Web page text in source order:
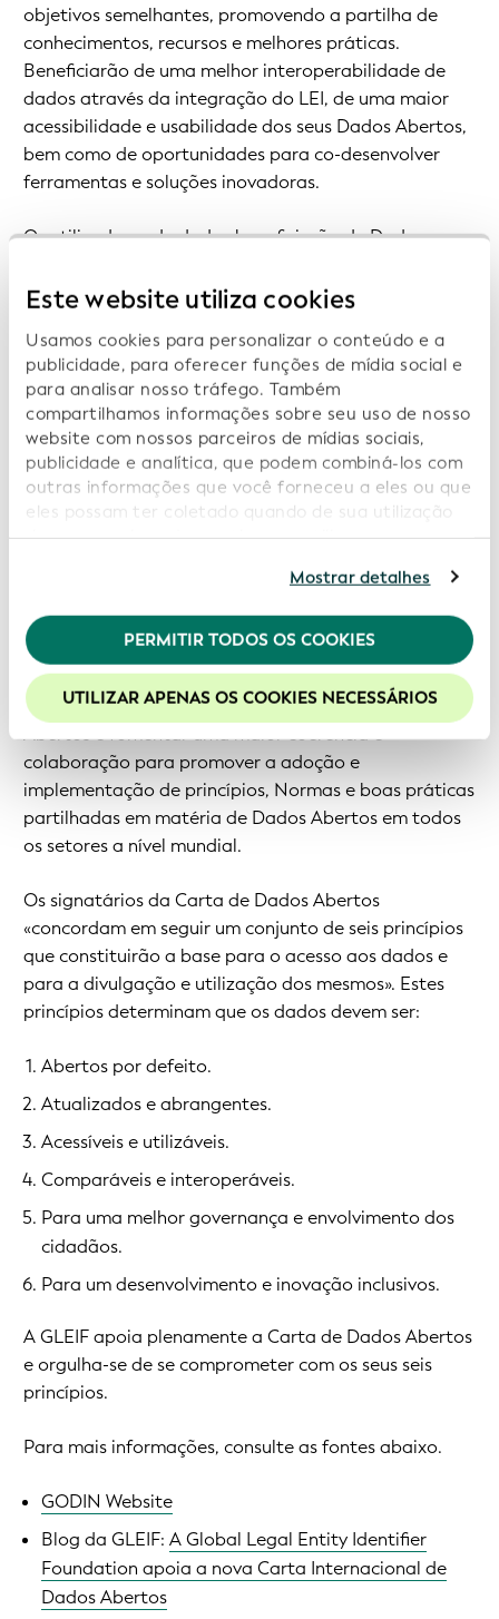
Este website utiliza cookies
Usamos cookies para personalizar o conteúdo e a
publicidade, para oferecer funções de mídia social e
para analisar nosso tráfego. Também
compartilhamos informações sobre seu uso de nosso
website com nossos parceiros de mídias sociais,
publicidade e analítica, que podem combiná-los com
outras informações que você forneceu a eles ou que
eles possam ter coletado quando de sua utilização
de seus serviços. Ao continuar a utilizar nosso
cookies. Consulte informações adicionais em nossa
Política de Privacidade.
Recomendamos a habilitação de cookies para uma
melhor experiência em nosso site.
Mostrar detalhes
PERMITIR TODOS OS COOKIES
UTILIZAR APENAS OS COOKIES NECESSÁRIOS
objetivos semelhantes, promovendo a partilha de
conhecimentos, recursos e melhores práticas.
Beneficiarão de uma melhor interoperabilidade de
dados através da integração do LEI, de uma maior
acessibilidade e usabilidade dos seus Dados Abertos,
bem como de oportunidades para co-desenvolver
ferramentas e soluções inovadoras.
Os utilizadores de dados beneficiarão de Dados
dotando as empresas das ferramentas necessárias
a inovação e promovendo um mercado mais
informado, transparente e responsável.
Carta Internacional de Dados Abertos
Em janeiro de 2016, a GLEIF subscreveu formalmente
a Carta Internacional de Dados Abertos. A Carta
define dados abertos como «dados digitais
disponibilizados com as características técnicas e
utilizados, reutilizados e redistribuídos por qualquer
pessoa, a qualquer momento e em qualquer lugar».
O objetivo geral da Carta Internacional de Dados
Abertos é fomentar uma maior coerência e
colaboração para promover a adoção e
implementação de princípios, Normas e boas práticas
partilhadas em matéria de Dados Abertos em todos
os setores a nível mundial.
Os signatários da Carta de Dados Abertos
«concordam em seguir um conjunto de seis princípios
que constituirão a base para o acesso aos dados e
para a divulgação e utilização dos mesmos». Estes
princípios determinam que os dados devem ser:
Abertos por defeito.
Atualizados e abrangentes.
Acessíveis e utilizáveis.
Comparáveis e interoperáveis.
Para uma melhor governança e envolvimento dos
cidadãos.
Para um desenvolvimento e inovação inclusivos.
A GLEIF apoia plenamente a Carta de Dados Abertos
e orgulha-se de se comprometer com os seus seis
princípios.
Para mais informações, consulte as fontes abaixo.
GODIN Website
Blog da GLEIF: A Global Legal Entity Identifier
Foundation apoia a nova Carta Internacional de
Dados Abertos